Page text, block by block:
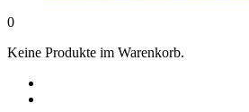
0
Keine Produkte im Warenkorb.